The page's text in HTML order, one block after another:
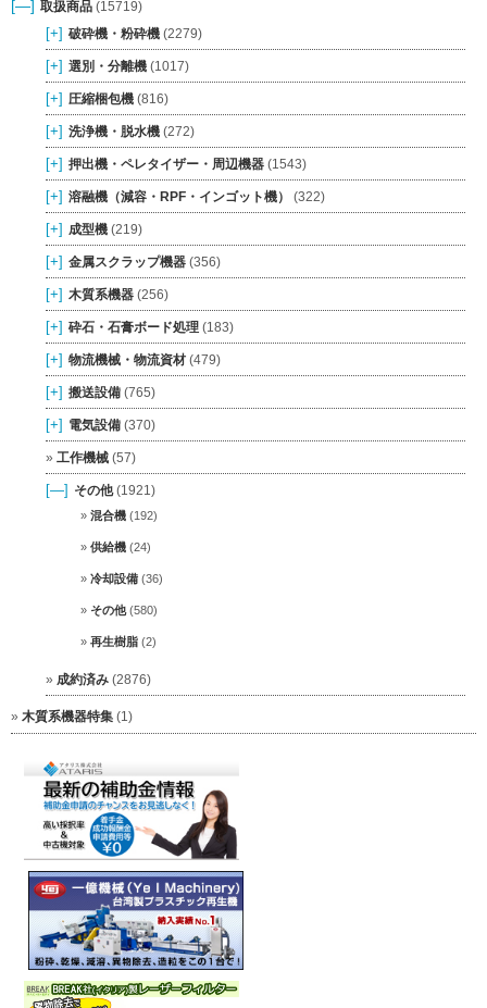
[—] 取扱商品 (15719)
[+] 破砕機・粉砕機 (2279)
[+] 選別・分離機 (1017)
[+] 圧縮梱包機 (816)
[+] 洗浄機・脱水機 (272)
[+] 押出機・ペレタイザー・周辺機器 (1543)
[+] 溶融機（減容・RPF・インゴット機） (322)
[+] 成型機 (219)
[+] 金属スクラップ機器 (356)
[+] 木質系機器 (256)
[+] 砕石・石膏ボード処理 (183)
[+] 物流機械・物流資材 (479)
[+] 搬送設備 (765)
[+] 電気設備 (370)
工作機械 (57)
[—] その他(1921)
混合機 (192)
供給機 (24)
冷却設備 (36)
その他(580)
再生樹脂 (2)
成約済み (2876)
木質系機器特集 (1)